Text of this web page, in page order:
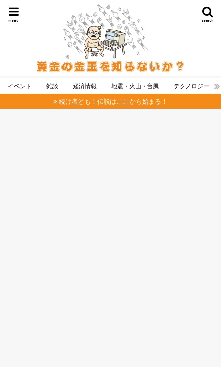
search
menu
イベント 雑談 経済情報 地震・火山・台風 テクノロジー
続け者ども！伝説はここから始まる！